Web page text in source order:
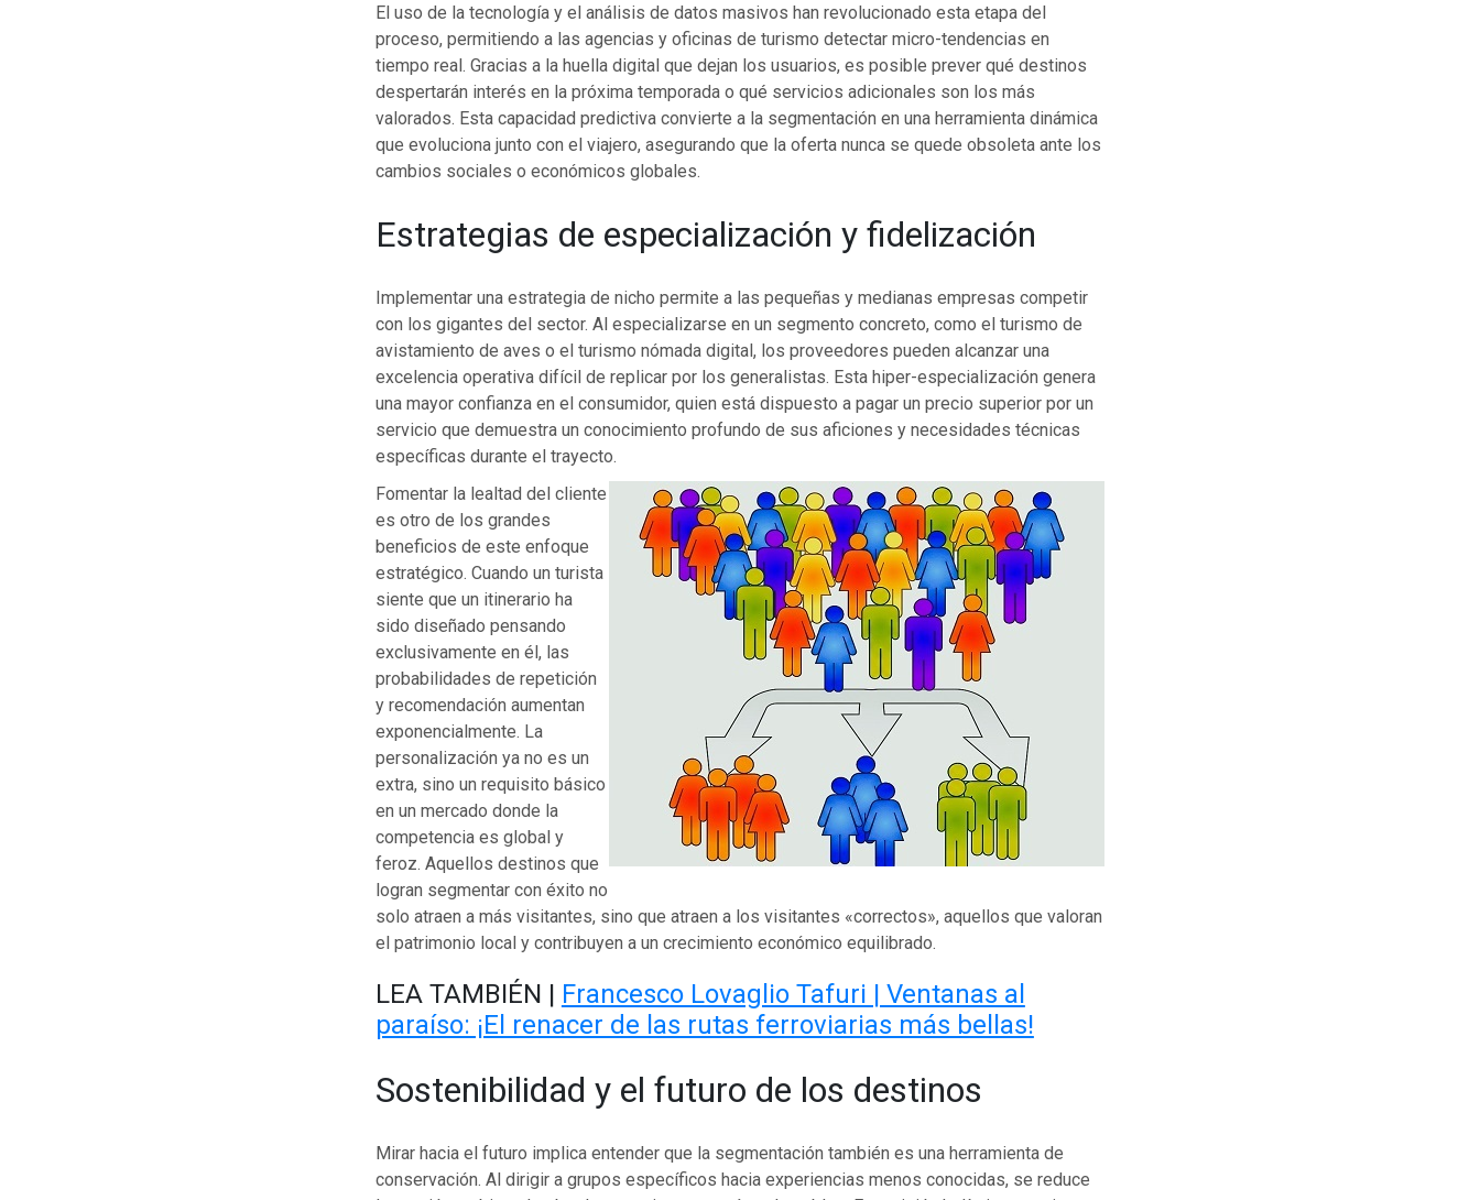
El uso de la tecnología y el análisis de datos masivos han revolucionado esta etapa del
proceso, permitiendo a las agencias y oficinas de turismo detectar micro-tendencias en
tiempo real. Gracias a la huella digital que dejan los usuarios, es posible prever qué destinos
despertarán interés en la próxima temporada o qué servicios adicionales son los más
valorados. Esta capacidad predictiva convierte a la segmentación en una herramienta dinámica
que evoluciona junto con el viajero, asegurando que la oferta nunca se quede obsoleta ante los
cambios sociales o económicos globales.
Estrategias de especialización y fidelización
Implementar una estrategia de nicho permite a las pequeñas y medianas empresas competir
con los gigantes del sector. Al especializarse en un segmento concreto, como el turismo de
avistamiento de aves o el turismo nómada digital, los proveedores pueden alcanzar una
excelencia operativa difícil de replicar por los generalistas. Esta hiper-especialización genera
una mayor confianza en el consumidor, quien está dispuesto a pagar un precio superior por un
servicio que demuestra un conocimiento profundo de sus aficiones y necesidades técnicas
específicas durante el trayecto.
Fomentar la lealtad del cliente
es otro de los grandes
beneficios de este enfoque
estratégico. Cuando un turista
siente que un itinerario ha
sido diseñado pensando
exclusivamente en él, las
probabilidades de repetición
y recomendación aumentan
exponencialmente. La
personalización ya no es un
extra, sino un requisito básico
en un mercado donde la
competencia es global y
feroz. Aquellos destinos que
logran segmentar con éxito no
solo atraen a más visitantes, sino que atraen a los visitantes «correctos», aquellos que valoran
el patrimonio local y contribuyen a un crecimiento económico equilibrado.
LEA TAMBIÉN | Francesco Lovaglio Tafuri | Ventanas al
paraíso: ¡El renacer de las rutas ferroviarias más bellas!
Sostenibilidad y el futuro de los destinos
Mirar hacia el futuro implica entender que la segmentación también es una herramienta de
conservación. Al dirigir a grupos específicos hacia experiencias menos conocidas, se reduce